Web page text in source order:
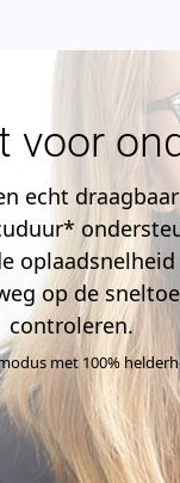
voor
echt
op de
controleren.
met 100%